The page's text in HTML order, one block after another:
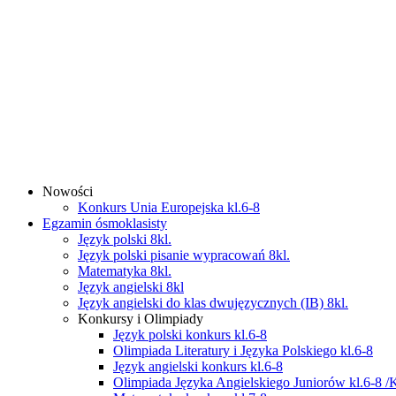
Nowości
Konkurs Unia Europejska kl.6-8
Egzamin ósmoklasisty
Język polski 8kl.
Język polski pisanie wypracowań 8kl.
Matematyka 8kl.
Język angielski 8kl
Język angielski do klas dwujęzycznych (IB) 8kl.
Konkursy i Olimpiady
Język polski konkurs kl.6-8
Olimpiada Literatury i Języka Polskiego kl.6-8
Język angielski konkurs kl.6-8
Olimpiada Języka Angielskiego Juniorów kl.6-8 /